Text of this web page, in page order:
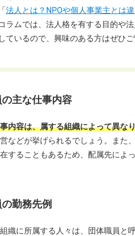
法人とは？NPOや個人事業主とは
ラムでは、法人格を有する目的や
ているので、興味のある方はぜひご
の主な仕事内容
内容は、属する組織によって異な
などが挙げられるでしょう。また
することもあるため、配属先によ
勤務先例
織に所属する人々は、団体職員と呼